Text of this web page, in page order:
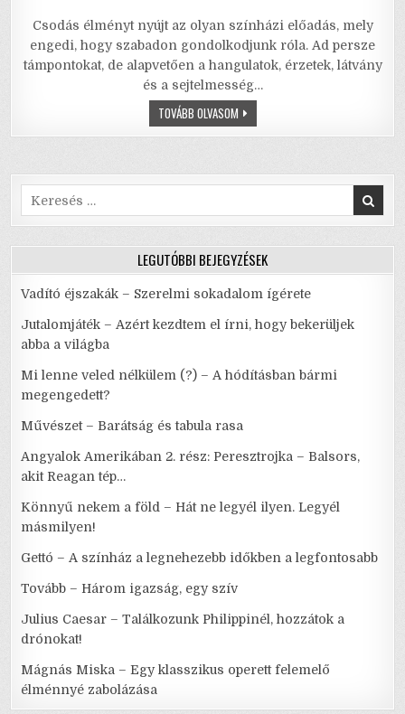
c
e
b
k
it
te
r
ai
l
ai
l
at
s
ar
e
Csodás élményt nyújt az olyan színházi előadás, mely
engedi, hogy szabadon gondolkodjunk róla. Ad persze
támpontokat, de alapvetően a hangulatok, érzetek, látvány
és a sejtelmesség…
TOVÁBB OLVASOMSZATURNUSZ
GYŰRŰJE
–
IGAZÁN?
Search
for:
LEGUTÓBBI BEJEGYZÉSEK
Vadító éjszakák – Szerelmi sokadalom ígérete
Jutalomjáték – Azért kezdtem el írni, hogy bekerüljek
abba a világba
Mi lenne veled nélkülem (?) – A hódításban bármi
megengedett?
Művészet – Barátság és tabula rasa
Angyalok Amerikában 2. rész: Peresztrojka – Balsors,
akit Reagan tép…
Könnyű nekem a föld – Hát ne legyél ilyen. Legyél
másmilyen!
Gettó – A színház a legnehezebb időkben a legfontosabb
Tovább – Három igazság, egy szív
Julius Caesar – Találkozunk Philippinél, hozzátok a
drónokat!
Mágnás Miska – Egy klasszikus operett felemelő
élménnyé zabolázása